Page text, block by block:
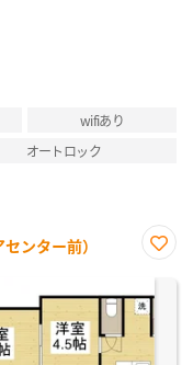
wifiあり
オートロック
ンター前）
に入
り登
録